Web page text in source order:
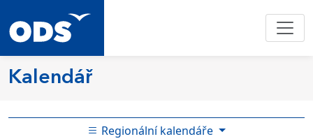
Kalendář
Regionální kalendáře